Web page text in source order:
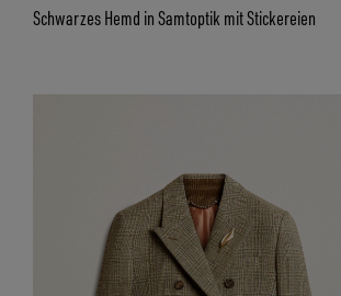
Schwarzes Hemd in Samtoptik mit Stickereien